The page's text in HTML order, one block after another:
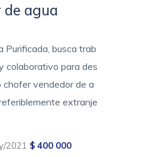
agua
Purificada, busca trab
colaborativo para des
chofer vendedor de a
extranje
2021 $ 400 000